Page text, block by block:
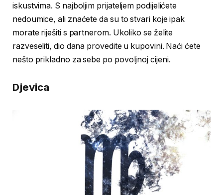
iskustvima. S najboljim prijateljem podijelićete
nedoumice, ali znaćete da su to stvari koje ipak
morate riješiti s partnerom. Ukoliko se želite
razveseliti, dio dana provedite u kupovini. Naći ćete
nešto prikladno za sebe po povoljnoj cijeni.
Djevica